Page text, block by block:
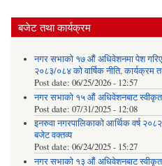
बजेट तथा कार्यक्रम
नगर सभाको १७ औं अधिवेशनमा पेश
२०८३/०८४ को वार्षिक नीति, कार्यक्रम
Post date: 06/25/2026 - 12:57
नगर सभाको १५ औं अधिवेशनबाट
Post date: 07/31/2025 - 12:08
इनरुवा नगरपालिकाको आर्थिक वर्ष
बजेट वक्तव्य
Post date: 06/24/2025 - 15:27
नगर सभाको १३ औं अधिवेशनबाट